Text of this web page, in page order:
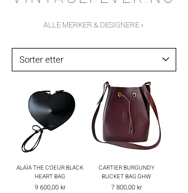
ALLE MERKER & DESIGNERE ›
ALAÏA THE COEUR BLACK
HEART BAG
Pris
9 600,00 kr
CARTIER BURGUNDY
BUCKET BAG GHW
Pris
7 800,00 kr